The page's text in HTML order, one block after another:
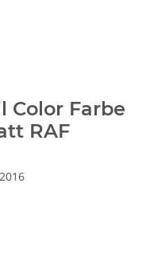
Color Farbe
RAF